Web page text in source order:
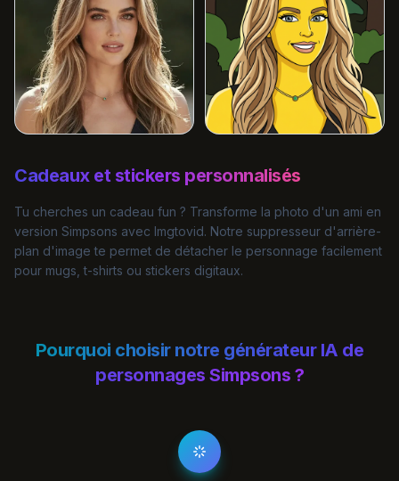
Cadeaux et stickers personnalisés
Tu cherches un cadeau fun ? Transforme la photo d'un ami en
version Simpsons avec Imgtovid. Notre suppresseur d'arrière-
plan d'image te permet de détacher le personnage facilement
pour mugs, t-shirts ou stickers digitaux.
Pourquoi choisir notre générateur IA de
personnages Simpsons ?